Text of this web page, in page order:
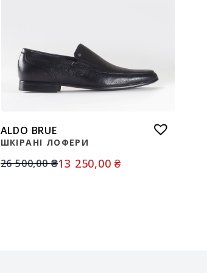
ALDO BRUE
ШКІРАНІ ЛОФЕРИ
26 500,00₴13 250,00₴